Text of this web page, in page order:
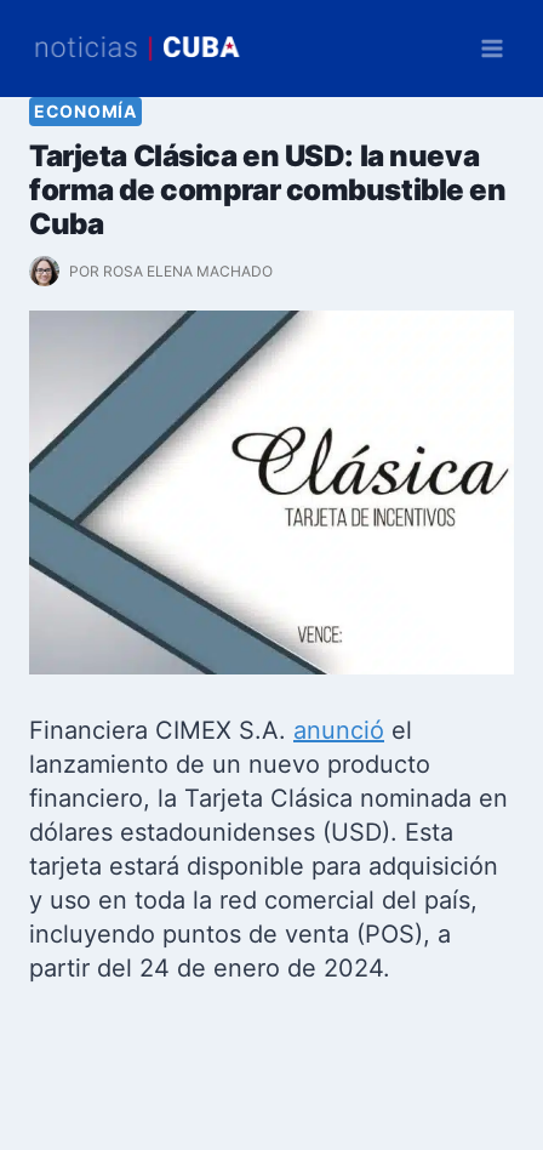
ECONOMÍA
Tarjeta Clásica en USD: la nueva
forma de comprar combustible en
Cuba
POR ROSA ELENA MACHADO
Financiera CIMEX S.A. anunció el
lanzamiento de un nuevo producto
financiero, la Tarjeta Clásica nominada en
dólares estadounidenses (USD). Esta
tarjeta estará disponible para adquisición
y uso en toda la red comercial del país,
incluyendo puntos de venta (POS), a
partir del 24 de enero de 2024.